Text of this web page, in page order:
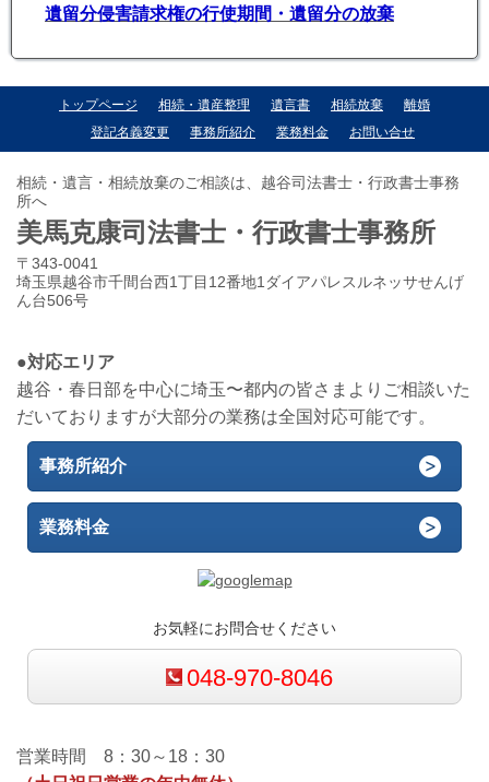
遺留分侵害請求権の行使期間・遺留分の放棄
トップページ 相続・遺産整理 遺言書 相続放棄
離婚
登記名義変更
事務所紹介 業務料金 お問い合せ
相続・遺言・相続放棄のご相談は、越谷司法書士・行政書士事務
所へ
美馬克康司法書士・行政書士事務所
〒343-0041
埼玉県越谷市千間台西1丁目12番地1ダイアパレスルネッサせんげ
ん台506号
●対応エリア
越谷・春日部を中心に埼玉〜都内の皆さまよりご相談いた
だいておりますが大部分の業務は全国対応可能です。
事務所紹介
業務料金
お気軽にお問合せください
048-970-8046
営業時間 8：30～18：30